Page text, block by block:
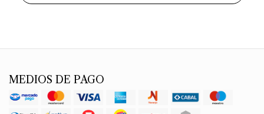
MEDIOS DE PAGO